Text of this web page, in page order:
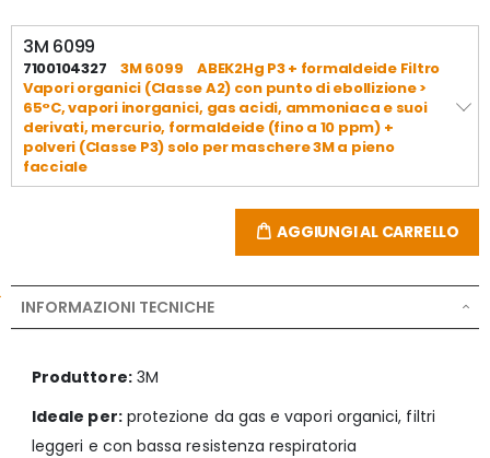
3M 6099
7100104327 3M 6099
ABEK2Hg P3 + formaldeide Filtro
Vapori organici (Classe A2) con punto di ebollizione >
65°C, vapori inorganici, gas acidi, ammoniaca e suoi
derivati, mercurio, formaldeide (fino a 10 ppm) +
polveri (Classe P3) solo per maschere 3M a pieno
facciale
AGGIUNGI AL CARRELLO
INFORMAZIONI TECNICHE
Produttore:3M
Ideale per:protezione da gas e vapori organici, filtri
leggeri e con bassa resistenza respiratoria